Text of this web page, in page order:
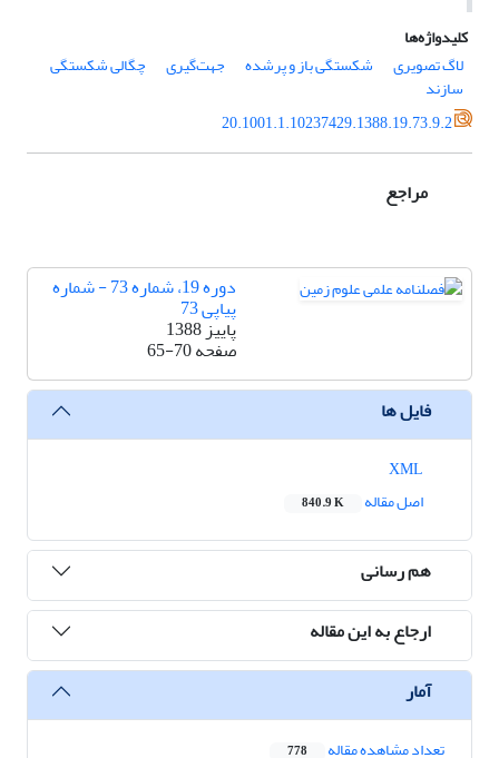
کلیدواژه‌ها
لاگ تصویری
شکستگی باز و پرشده جهت‌گیری چگالی شکستگی
سازند
20.1001.1.10237429.1388.19.73.9.2
مراجع
دوره 19، شماره 73 - شماره
پیاپی 73
پاییز 1388
صفحه65-70
فایل ها
اصل مقاله
840.9 K
هم رسانی
ارجاع به این مقاله
آمار
تعداد مشاهده مقاله 778